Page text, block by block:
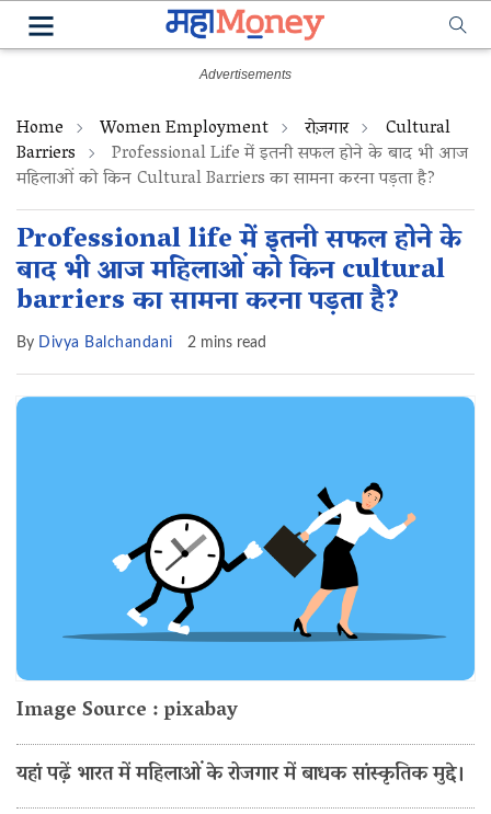
Home Women Employment रोज़गार Cultural
Barriers Professional Life में इतनी सफल होने के बाद भी आज
महिलाओं को किन Cultural Barriers का सामना करना पड़ता है?
Professional life में इतनी सफल होने के
बाद भी आज महिलाओं को किन cultural
barriers का सामना करना पड़ता है?
By Divya Balchandani 2 mins read
Image Source : pixabay
यहां पढ़ें भारत में महिलाओं के रोजगार में बाधक सांस्कृतिक मुद्दे।